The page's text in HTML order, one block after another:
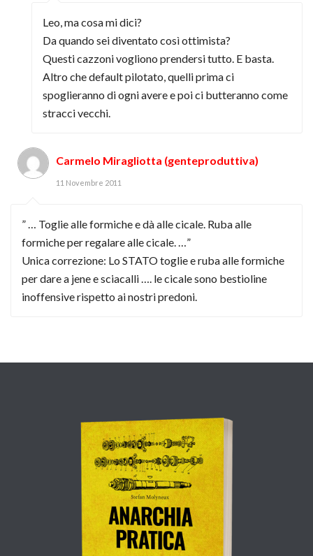
Leo, ma cosa mi dici?
Da quando sei diventato così ottimista?
Questi cazzoni vogliono prendersi tutto. E basta.
Altro che default pilotato, quelli prima ci
spoglieranno di ogni avere e poi ci butteranno come
stracci vecchi.
Carmelo Miragliotta (genteproduttiva)
11 Novembre 2011
” … Toglie alle formiche e dà alle cicale. Ruba alle
formiche per regalare alle cicale. …”
Unica correzione: Lo STATO toglie e ruba alle formiche
per dare a jene e sciacalli …. le cicale sono bestioline
inoffensive rispetto ai nostri predoni.